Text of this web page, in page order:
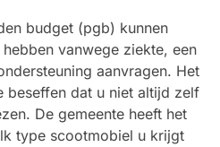
budget (pgb) kunnen
vanwege ziekte, een
aanvragen. Het
beseffen dat u niet altijd zelf
De gemeente heeft het
type scootmobiel u krijgt